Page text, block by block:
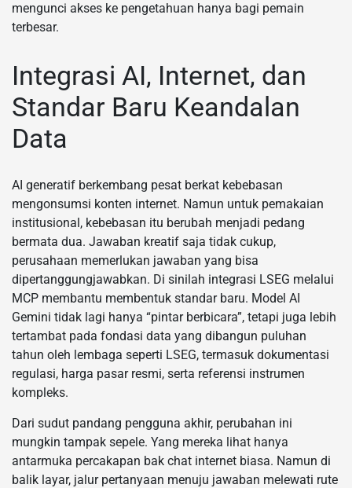
mengunci akses ke pengetahuan hanya bagi pemain
terbesar.
Integrasi AI, Internet, dan
Standar Baru Keandalan
Data
AI generatif berkembang pesat berkat kebebasan
mengonsumsi konten internet. Namun untuk pemakaian
institusional, kebebasan itu berubah menjadi pedang
bermata dua. Jawaban kreatif saja tidak cukup,
perusahaan memerlukan jawaban yang bisa
dipertanggungjawabkan. Di sinilah integrasi LSEG melalui
MCP membantu membentuk standar baru. Model AI
Gemini tidak lagi hanya “pintar berbicara”, tetapi juga lebih
tertambat pada fondasi data yang dibangun puluhan
tahun oleh lembaga seperti LSEG, termasuk dokumentasi
regulasi, harga pasar resmi, serta referensi instrumen
kompleks.
Dari sudut pandang pengguna akhir, perubahan ini
mungkin tampak sepele. Yang mereka lihat hanya
antarmuka percakapan bak chat internet biasa. Namun di
balik layar, jalur pertanyaan menuju jawaban melewati rute